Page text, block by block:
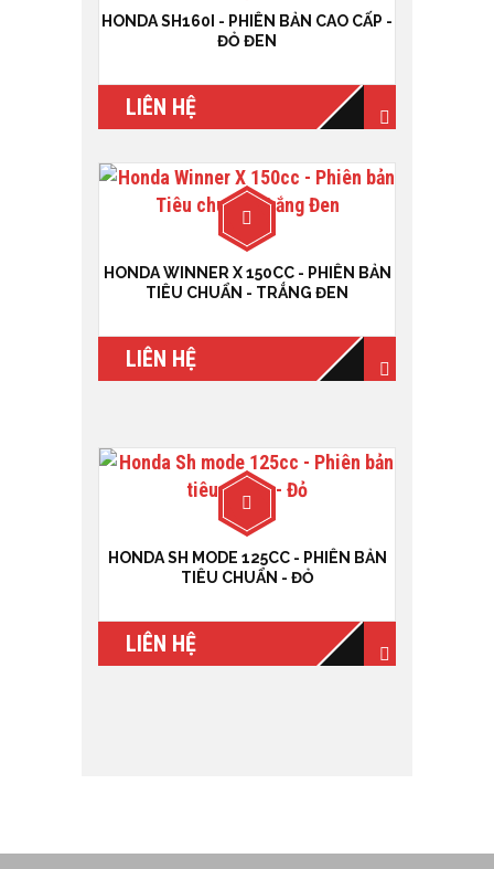
HONDA SH160I - PHIÊN BẢN CAO CẤP -
ĐỎ ĐEN
LIÊN HỆ
HONDA WINNER X 150CC - PHIÊN BẢN
TIÊU CHUẨN - TRẮNG ĐEN
LIÊN HỆ
HONDA SH MODE 125CC - PHIÊN BẢN
TIÊU CHUẨN - ĐỎ
LIÊN HỆ